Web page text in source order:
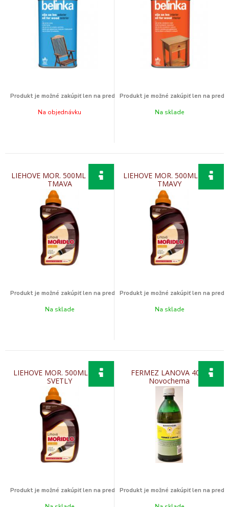
Na objednávku Na sklade
LIEHOVE MOR. 500ML HNED
TMAVA
Na sklade
LIEHOVE MOR. 500ML DUB
TMAVY
Na sklade
LIEHOVE MOR. 500ML DUB
SVETLY
FERMEZ LANOVA 400g
Novochema